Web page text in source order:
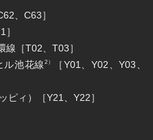
、C63］
［T02、T03］
ル池花線 2）
［Y01、Y02、Y03、
ピィ）［Y21、Y22］